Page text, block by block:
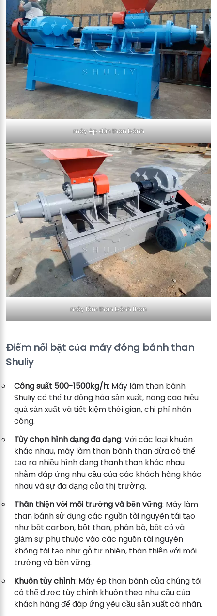
máy ép đùn than bánh
máy làm than bánh than
Điểm nổi bật của máy đóng bánh than
Shuliy
Công suất 500-1500kg/h: Máy làm than bánh
Shuliy có thể tự động hóa sản xuất, nâng cao hiệu
quả sản xuất và tiết kiệm thời gian, chi phí nhân
công.
Tùy chọn hình dạng đa dạng: Với các loại khuôn
khác nhau, máy làm than bánh than dừa có thể
tạo ra nhiều hình dạng thanh than khác nhau
nhằm đáp ứng nhu cầu của các khách hàng khác
nhau và sự đa dạng của thị trường.
Thân thiện với môi trường và bền vững: Máy làm
than bánh sử dụng các nguồn tài nguyên tái tạo
như bột carbon, bột than, phân bò, bột cỏ và
giảm sự phụ thuộc vào các nguồn tài nguyên
không tái tạo như gỗ tự nhiên, thân thiện với môi
trường và bền vững.
Khuôn tùy chỉnh: Máy ép than bánh của chúng tôi
có thể được tùy chỉnh khuôn theo nhu cầu của
khách hàng để đáp ứng yêu cầu sản xuất cá nhân.